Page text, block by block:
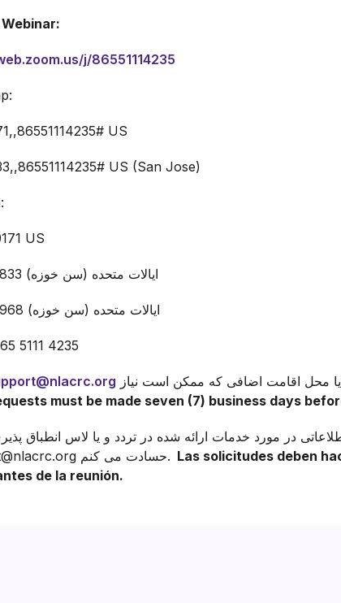
j/86551114235
US
US (San Jose)
US
+1 669 900 6833 ایالات متحده (سن خوزه)
+1 408 638 0968 ایالات متحده (سن خوزه)
5111 4235
must be made seven (7) business days
در مورد خدمات ارائه شده در تردد و یا لاس انطباق
boardsupport@nlacrc.org حسادت می کنم. Las solicitudes deben
de la reunión.